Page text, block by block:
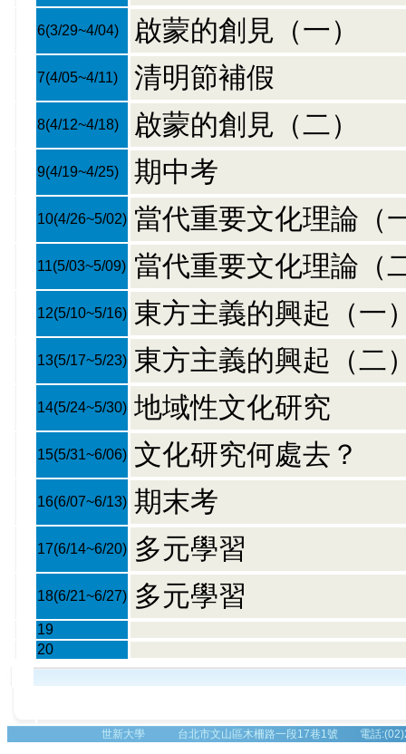
6(3/29~4/04) 啟蒙的創見（一）
7(4/05~4/11) 清明節補假
8(4/12~4/18) 啟蒙的創見（二）
9(4/19~4/25) 期中考
10(4/26~5/02) 當代重要文化理論（
11(5/03~5/09) 當代重要文化理論（
12(5/10~5/16) 東方主義的興起（一
13(5/17~5/23) 東方主義的興起（二
14(5/24~5/30) 地域性文化研究
15(5/31~6/06) 文化研究何處去？
16(6/07~6/13) 期末考
17(6/14~6/20) 多元學習
18(6/21~6/27) 多元學習
19
20
世新大學 台北市文山區木柵路一段17巷1號 電話